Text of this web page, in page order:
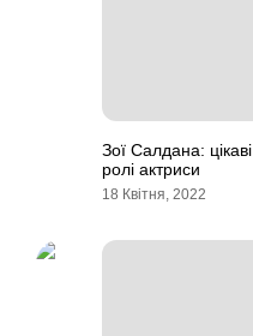
Зої Салдана:
ролі актриси
18 Квітня, 2022